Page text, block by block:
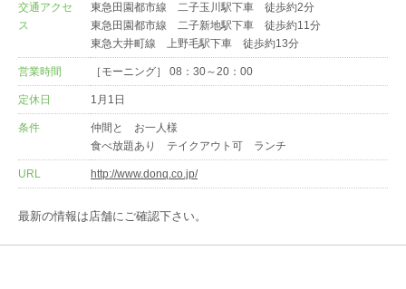
交通アクセ
ス
東急田園都市線 二子玉川駅下車 徒歩約2分
東急田園都市線 二子新地駅下車 徒歩約11分
東急大井町線 上野毛駅下車 徒歩約13分
営業時間 ［モーニング］ 08：30～20：00
定休日 1月1日
条件
仲間と お一人様
食べ放題あり テイクアウト可 ランチ
URL http://www.donq.co.jp/
最新の情報は店舗にご確認下さい。